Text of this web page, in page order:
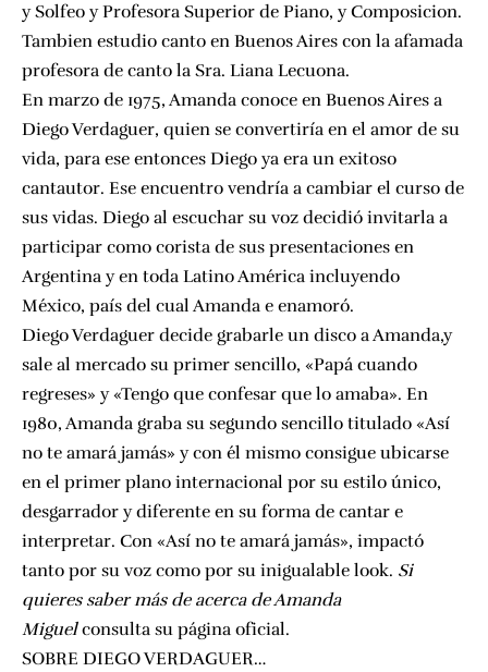
y Solfeo y Profesora Superior de Piano, y Composicion.
Tambien estudio canto en Buenos Aires con la afamada
profesora de canto la Sra. Liana Lecuona.
En marzo de 1975, Amanda conoce en Buenos Aires a
Diego Verdaguer, quien se convertiría en el amor de su
vida, para ese entonces Diego ya era un exitoso
cantautor. Ese encuentro vendría a cambiar el curso de
sus vidas. Diego al escuchar su voz decidió invitarla a
participar como corista de sus presentaciones en
Argentina y en toda Latino América incluyendo
México, país del cual Amanda e enamoró.
Diego Verdaguer decide grabarle un disco a Amanda,y
sale al mercado su primer sencillo, «Papá cuando
regreses» y «Tengo que confesar que lo amaba». En
1980, Amanda graba su segundo sencillo titulado «Así
no te amará jamás» y con él mismo consigue ubicarse
en el primer plano internacional por su estilo único,
desgarrador y diferente en su forma de cantar e
interpretar. Con «Así no te amará jamás», impactó
tanto por su voz como por su inigualable look. Si
quieres saber más de acerca de Amanda
Miguelconsulta su página oficial.
SOBRE DIEGO VERDAGUER…